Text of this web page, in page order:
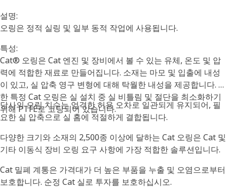
설명:
오링은 정적 실링 및 일부 동적 작업에 사용됩니다.
특성:
Cat® 오링은 Cat 엔진 및 장비에서 볼 수 있는 유체, 온도 및 압
력에 적합한 재료로 만들어집니다. 소재는 마모 및 입출에 내성
이 있고, 실 압축 영구 변형에 대해 탁월한 내성을 제공합니다. 또
한 특정 Cat 오링은 실 설치 중 실 비틀림 및 절단을 최소화하기
위해 PTFE로 코팅되어 있습니다.
당사의 오링 치수는 엄격한 허용 오차로 일관되게 유지되어, 필
요한 실 압축으로 실 홈에 적절하게 결합됩니다.
다양한 크기와 소재의 2,500종 이상에 달하는 Cat 오링은 Cat 및
기타 이동식 장비 오링 요구 사항에 가장 적합한 솔루션입니다.
Cat 밀폐 계통은 가격대가 더 높은 부품을 누출 및 오염으로부터
보호합니다. 순정 Cat 실로 투자를 보호하십시오.